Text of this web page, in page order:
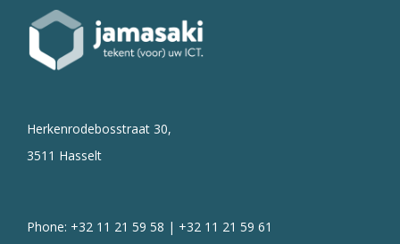
Herkenrodebosstraat 30,
3511 Hasselt
Phone: +32 11 21 59 58 | +32 11 21 59 61